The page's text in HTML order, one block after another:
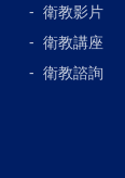
衛教影片
衛教講座
衛教諮詢